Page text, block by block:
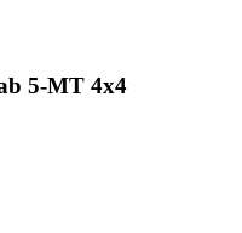
5-MT 4x4